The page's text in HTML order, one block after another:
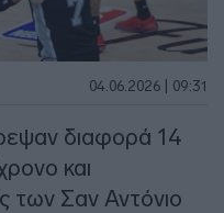
04.06.2026 | 09:31
διαφορά 14
και
των Σαν Αντόνιο